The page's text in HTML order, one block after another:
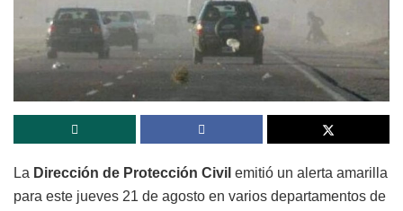
La Dirección de Protección Civil emitió un alerta amarilla
para este jueves 21 de agosto en varios departamentos de